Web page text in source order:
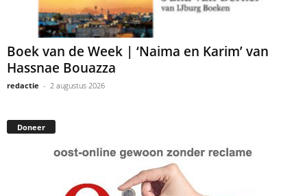
Boek van de Week | ‘Naima en Karim’ van
Hassnae Bouazza
redactie - 2 augustus 2026
Doneer